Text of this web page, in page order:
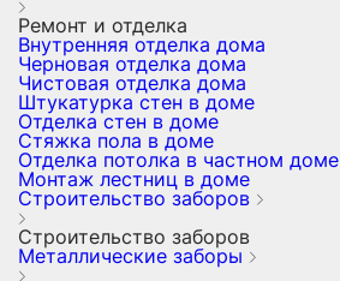
Ремонт и отделка
Внутренняя отделка дома
Черновая отделка дома
Чистовая отделка дома
Штукатурка стен в доме
Отделка стен в доме
Стяжка пола в доме
Отделка потолка в частном доме
Монтаж лестниц в доме
Строительство заборов
Строительство заборов
Металлические заборы